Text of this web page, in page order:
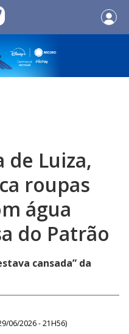
de Luiza,
roupas
água
do Patrão
cansada” da
06/2026 - 21H56)